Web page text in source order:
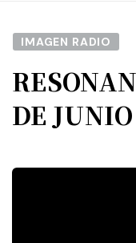
IMAGEN RADIO
DE